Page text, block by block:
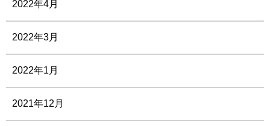
2022年4月
2022年3月
2022年1月
2021年12月